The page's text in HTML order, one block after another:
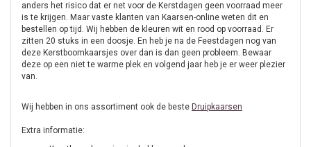
anders het risico dat er net voor de Kerstdagen geen voorraad meer
is te krijgen. Maar vaste klanten van Kaarsen-online weten dit en
bestellen op tijd. Wij hebben de kleuren wit en rood op voorraad. Er
zitten 20 stuks in een doosje. En heb je na de Feestdagen nog van
deze Kerstboomkaarsjes over dan is dan geen probleem. Bewaar
deze op een niet te warme plek en volgend jaar heb je er weer plezier
van.
Wij hebben in ons assortiment ook de beste Druipkaarsen
Extra informatie: